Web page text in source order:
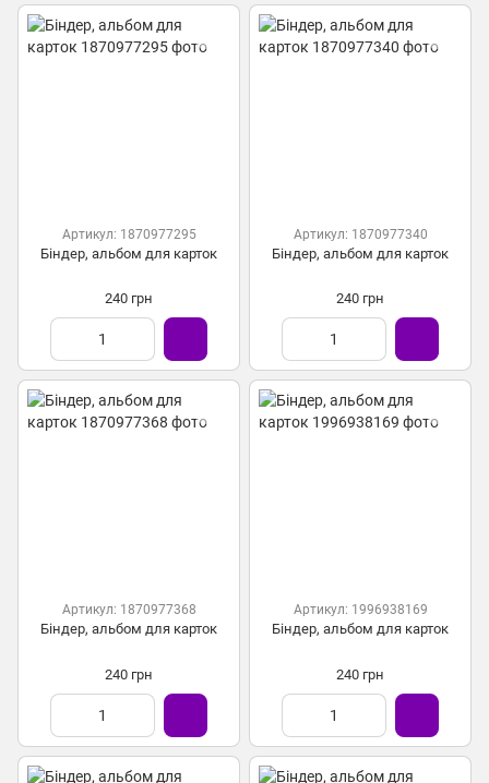
Артикул: 1870977295
Біндер, альбом для карток
240 грн
Артикул: 1870977340
Біндер, альбом для карток
240 грн
Артикул: 1870977368
Біндер, альбом для карток
240 грн
Артикул: 1996938169
Біндер, альбом для карток
240 грн